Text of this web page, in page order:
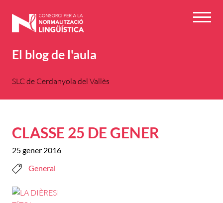
El blog de l'aula
SLC de Cerdanyola del Vallès
CLASSE 25 DE GENER
25 gener 2016
General